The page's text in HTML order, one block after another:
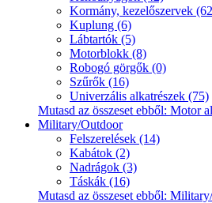
Kormány, kezelőszervek
Kuplung (6)
Lábtartók (5)
Motorblokk (8)
Robogó görgők (0)
Szűrők (16)
Univerzális alkatrészek (75)
Mutasd az összeset ebből: Motor
Military/Outdoor
Felszerelések (14)
Kabátok (2)
Nadrágok (3)
Táskák (16)
Mutasd az összeset ebből: